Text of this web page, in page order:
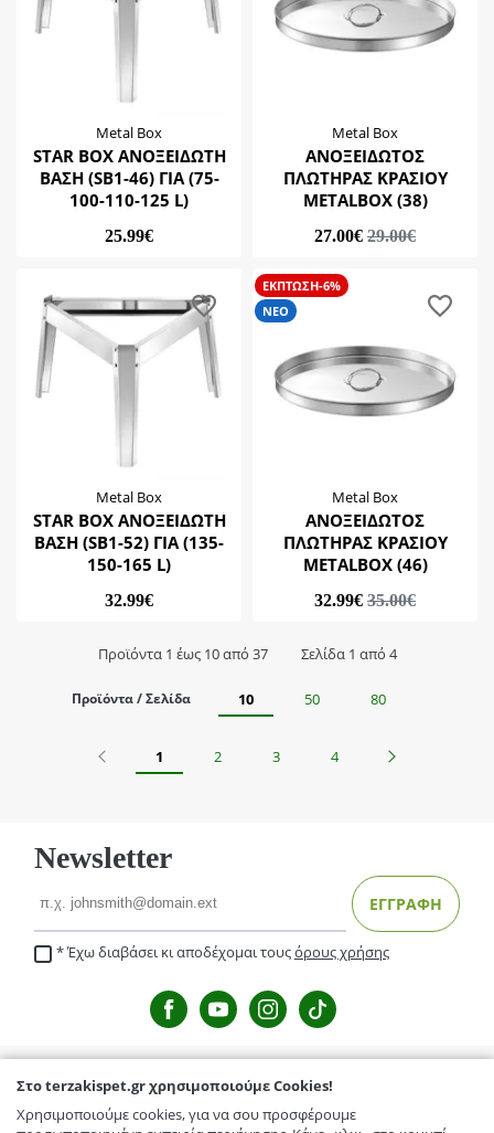
Metal Box
STAR BOX ΑΝΟΞΕΙΔΩΤΗ
ΒΑΣΗ (SB1-46) ΓΙΑ (75-
100-110-125 L)
25.99€
Metal Box
ΑΝΟΞΕΙΔΩΤΟΣ
ΠΛΩΤΗΡΑΣ ΚΡΑΣΙΟΥ
METALBOX (38)
27.00€ 29.00€
Metal Box
STAR BOX ΑΝΟΞΕΙΔΩΤΗ
ΒΑΣΗ (SB1-52) ΓΙΑ (135-
150-165 L)
32.99€
ΕΚΠΤΩΣΗ-6%
ΝΕΟ
Metal Box
ΑΝΟΞΕΙΔΩΤΟΣ
ΠΛΩΤΗΡΑΣ ΚΡΑΣΙΟΥ
METALBOX (46)
32.99€ 35.00€
Προϊόντα 1 έως 10 από 37 Σελίδα 1 από 4
Προϊόντα / Σελίδα 10 50 80
Προηγούμενο
1 2 3 4 Επόμενο
Newsletter
ΕΓΓΡΑΦΗ
Έχω διαβάσει κι αποδέχομαι τουςόρους χρήσης
TERZAKISPET.GR
Μενέλαου Παρλαμά 32,Γιόφυρος
Στο terzakispet.gr χρησιμοποιούμε Cookies!
Χρησιμοποιούμε cookies, για να σου προσφέρουμε